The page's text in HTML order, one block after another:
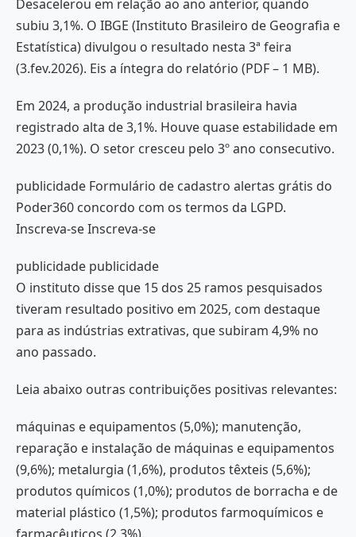
Desacelerou em relação ao ano anterior, quando
subiu 3,1%. O IBGE (Instituto Brasileiro de Geografia e
Estatística) divulgou o resultado nesta 3ª feira
(3.fev.2026). Eis a íntegra do relatório (PDF – 1 MB).
Em 2024, a produção industrial brasileira havia
registrado alta de 3,1%. Houve quase estabilidade em
2023 (0,1%). O setor cresceu pelo 3º ano consecutivo.
publicidade Formulário de cadastro alertas grátis do
Poder360 concordo com os termos da LGPD.
Inscreva-se Inscreva-se
publicidade publicidade
O instituto disse que 15 dos 25 ramos pesquisados
tiveram resultado positivo em 2025, com destaque
para as indústrias extrativas, que subiram 4,9% no
ano passado.
Leia abaixo outras contribuições positivas relevantes:
máquinas e equipamentos (5,0%); manutenção,
reparação e instalação de máquinas e equipamentos
(9,6%); metalurgia (1,6%), produtos têxteis (5,6%);
produtos químicos (1,0%); produtos de borracha e de
material plástico (1,5%); produtos farmoquímicos e
farmacêuticos (2,3%).